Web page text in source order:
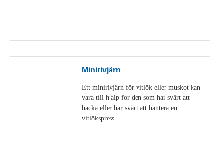
Minirivjärn
Ett minirivjärn för vitlök eller muskot kan
vara till hjälp för den som har svårt att
hacka eller har svårt att hantera en
vitlökspress.